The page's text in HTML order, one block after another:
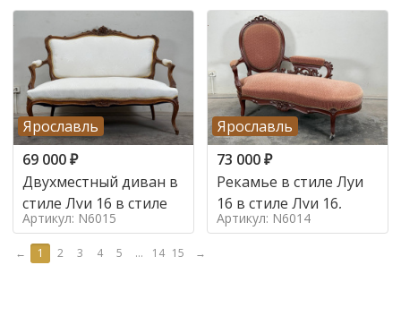
Ярославль
69 000₽
Двухместный диван в
стиле Луи 16 в стиле
Артикул: N6015
Ярославль
73 000₽
Рекамье в стиле Луи
16 в стиле Луи 16,
Артикул: N6014
← 1 2 3 4 5 ... 14 15 →